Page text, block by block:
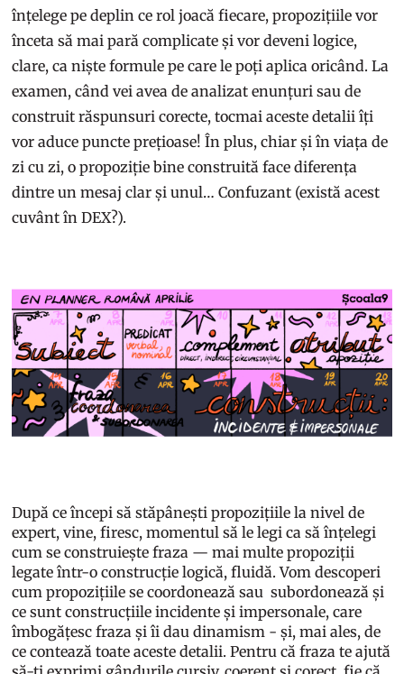
înțelege pe deplin ce rol joacă fiecare, propozițiile vor
înceta să mai pară complicate și vor deveni logice,
clare, ca niște formule pe care le poți aplica oricând. La
examen, când vei avea de analizat enunțuri sau de
construit răspunsuri corecte, tocmai aceste detalii îți
vor aduce puncte prețioase! În plus, chiar și în viața de
zi cu zi, o propoziție bine construită face diferența
dintre un mesaj clar și unul… Confuzant (există acest
cuvânt în DEX?).
După ce începi să stăpânești propozițiile la nivel de
expert, vine, firesc, momentul să le legi ca să înțelegi
cum se construiește fraza — mai multe propoziții
legate într-o construcție logică, fluidă. Vom descoperi
cum propozițiile se coordonează sau subordonează și
ce sunt construcțiile incidente și impersonale, care
îmbogățesc fraza și îi dau dinamism - și, mai ales, de
ce contează toate aceste detalii. Pentru că fraza te ajută